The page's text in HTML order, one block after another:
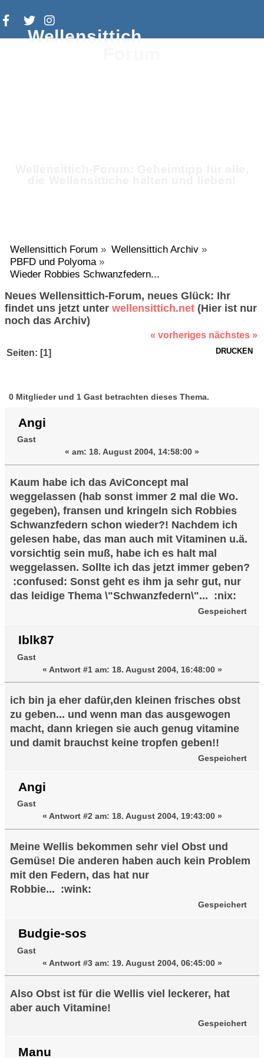
Wellensittich
Wellensittich Forum » Wellensittich Archiv»
PBFD und Polyoma»
Wieder Robbies Schwanzfedern...
Neues Wellensittich-Forum, neues Glück: Ihr
findet uns jetzt unter wellensittich.net (Hier ist nur
noch das Archiv)
« vorheriges nächstes »
DRUCKEN
Seiten: [1]
Robbies Schwanzfedern... (Gelesen
69353 mal)
0 Mitglieder und 1 Gast betrachten dieses Thema.
Angi
Gast
« am: 18. August 2004, 14:58:00 »
Kaum habe ich das AviConcept mal
weggelassen (hab sonst immer 2 mal die Wo.
gegeben), fransen und kringeln sich Robbies
Schwanzfedern schon wieder?! Nachdem ich
gelesen habe, das man auch mit Vitaminen u.ä.
vorsichtig sein muß, habe ich es halt mal
weggelassen. Sollte ich das jetzt immer geben?
:confused: Sonst geht es ihm ja sehr gut, nur
das leidige Thema \"Schwanzfedern\"... :nix:
Gespeichert
Iblk87
Gast
« Antwort #1 am: 18. August 2004, 16:48:00 »
ich bin ja eher dafür,den kleinen frisches obst
zu geben... und wenn man das ausgewogen
macht, dann kriegen sie auch genug vitamine
und damit brauchst keine tropfen geben!!
Gespeichert
Angi
Gast
« Antwort #2 am: 18. August 2004, 19:43:00 »
Meine Wellis bekommen sehr viel Obst und
Gemüse! Die anderen haben auch kein Problem
mit den Federn, das hat nur
Robbie... :wink:
Gespeichert
Budgie-sos
Gast
« Antwort #3 am: 19. August 2004, 06:45:00 »
Also Obst ist für die Wellis viel leckerer, hat
aber auch Vitamine!
Gespeichert
Manu